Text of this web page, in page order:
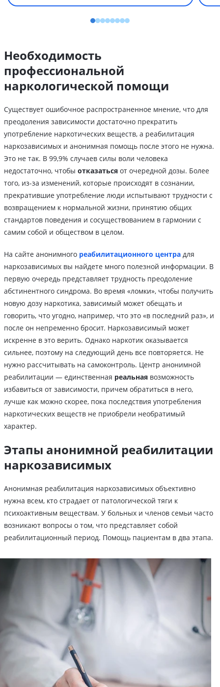
Необходимость
профессиональной
наркологической помощи
Существует ошибочное распространенное мнение, что для
преодоления зависимости достаточно прекратить
употребление наркотических веществ, а реабилитация
наркозависимых и анонимная помощь после этого не нужна.
Это не так. В 99,9% случаев силы воли человека
недостаточно, чтобы отказаться от очередной дозы. Более
того, из-за изменений, которые происходят в сознании,
прекратившие употребление люди испытывают трудности с
возвращением к нормальной жизни, принятию общих
стандартов поведения и сосуществованием в гармонии с
самим собой и обществом в целом.
На сайте анонимного реабилитационного центра для
наркозависимых вы найдете много полезной информации. В
первую очередь представляет трудность преодоление
абстинентного синдрома. Во время «ломки», чтобы получить
новую дозу наркотика, зависимый может обещать и
говорить, что угодно, например, что это «в последний раз», и
после он непременно бросит. Наркозависимый может
искренне в это верить. Однако наркотик оказывается
сильнее, поэтому на следующий день все повторяется. Не
нужно рассчитывать на самоконтроль. Центр анонимной
реабилитации — единственная реальная возможность
избавиться от зависимости, причем обратиться в него,
лучше как можно скорее, пока последствия употребления
наркотических веществ не приобрели необратимый
характер.
Этапы анонимной реабилитации
наркозависимых
Анонимная реабилитация наркозависимых объективно
нужна всем, кто страдает от патологической тяги к
психоактивным веществам. У больных и членов семьи часто
возникают вопросы о том, что представляет собой
реабилитационный период. Помощь пациентам в два этапа.